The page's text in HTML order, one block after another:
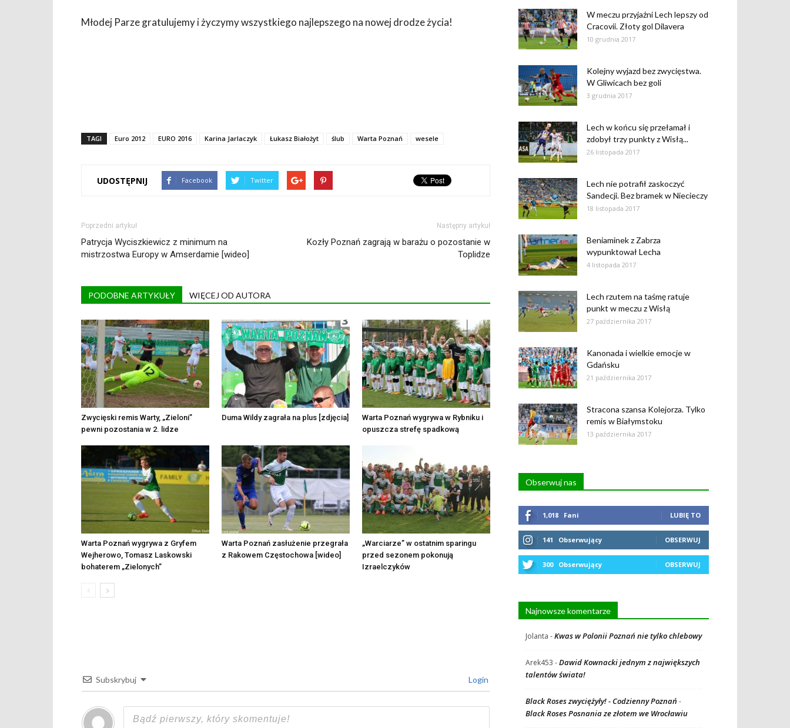
Młodej Parze gratulujemy i życzymy wszystkiego najlepszego na nowej drodze życia!
TAGI Euro 2012 EURO 2016 Karina Jarlaczyk Łukasz Białożyt ślub Warta Poznań wesele
UDOSTĘPNIJ Facebook Twitter
Poprzedni artykuł
Patrycja Wyciszkiewicz z minimum na
mistrzostwa Europy w Amserdamie [wideo]
Następny artykuł
Kozły Poznań zagrają w barażu o pozostanie w
Toplidze
PODOBNE ARTYKUŁY WIĘCEJ OD AUTORA
Zwycięski remis Warty, „Zieloni”
pewni pozostania w 2. lidze
Duma Wildy zagrała na plus [zdjęcia]
Warta Poznań wygrywa w Rybniku i
opuszcza strefę spadkową
Warta Poznań wygrywa z Gryfem
Wejherowo, Tomasz Laskowski
bohaterem „Zielonych”
Warta Poznań zasłużenie przegrała
z Rakowem Częstochowa [wideo]
„Warciarze” w ostatnim sparingu
przed sezonem pokonują
Izraelczyków
Subskrybuj Login
W meczu przyjaźni Lech lepszy od
Cracovii. Złoty gol Dilavera
10 grudnia 2017
Kolejny wyjazd bez zwycięstwa.
W Gliwicach bez goli
3 grudnia 2017
Lech w końcu się przełamał i
zdobył trzy punkty z Wisłą...
26 listopada 2017
Lech nie potrafił zaskoczyć
Sandecji. Bez bramek w Niecieczy
18 listopada 2017
Beniaminek z Zabrza
wypunktował Lecha
4 listopada 2017
Lech rzutem na taśmę ratuje
punkt w meczu z Wisłą
27 października 2017
Kanonada i wielkie emocje w
Gdańsku
21 października 2017
Stracona szansa Kolejorza. Tylko
remis w Białymstoku
13 października 2017
Obserwuj nas
1,018 Fani LUBIĘ TO
141 Obserwujący OBSERWUJ
300 Obserwujący OBSERWUJ
Najnowsze komentarze
Jolanta -Kwas w Polonii Poznań nie tylko chlebowy
Arek453 -Dawid Kownacki jednym z największych
talentów świata!
Black Roses zwyciężyły! - Codzienny Poznań -
Black Roses Posnania ze złotem we Wrocławiu